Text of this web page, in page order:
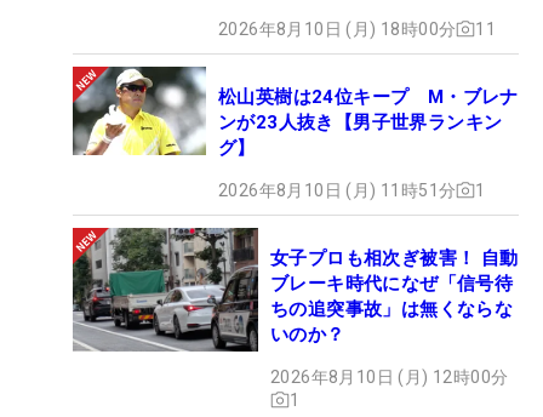
2026年8月10日 (月) 18時00分 11
松山英樹は24位キープ M・ブレナ
ンが23人抜き【男子世界ランキン
グ】
2026年8月10日 (月) 11時51分 1
女子プロも相次ぎ被害！ 自動
ブレーキ時代になぜ「信号待
ちの追突事故」は無くならな
いのか？
2026年8月10日 (月) 12時00分
1